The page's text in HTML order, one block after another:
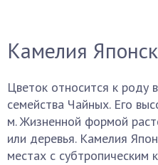
Камелия
Цветок относится к роду
семейства Чайных. Его
м. Жизненной формой
или деревья. Камелия
местах с субтропическим